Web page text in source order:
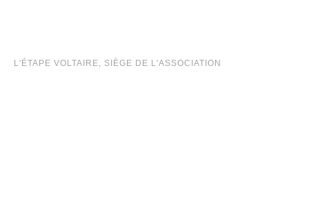
L'ÉTAPE VOLTAIRE, SIÈGE DE L'ASSOCIATION